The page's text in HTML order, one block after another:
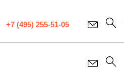
+7 (495) 255-51-05